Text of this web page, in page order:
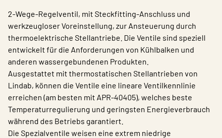
Kontakt
Wähle Sprache
2-Wege-Regelventil, mit Steckfitting-Anschluss und
werkzeugloser Voreinstellung, zur Ansteuerung durch
thermoelektrische Stellantriebe. Die Ventile sind speziell
entwickelt für die Anforderungen von Kühlbalken und
anderen wassergebundenen Produkten.
Ausgestattet mit thermostatischen Stellantrieben von
Lindab, können die Ventile eine lineare Ventilkennlinie
erreichen (am besten mit APR-40405), welches beste
Temperaturregulierung und geringsten Energieverbrauch
während des Betriebs garantiert.
Die Spezialventile weisen eine extrem niedrige